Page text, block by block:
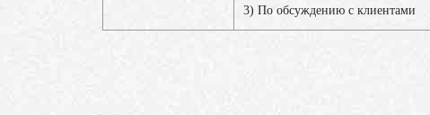
3) По обсуждению с клиентами